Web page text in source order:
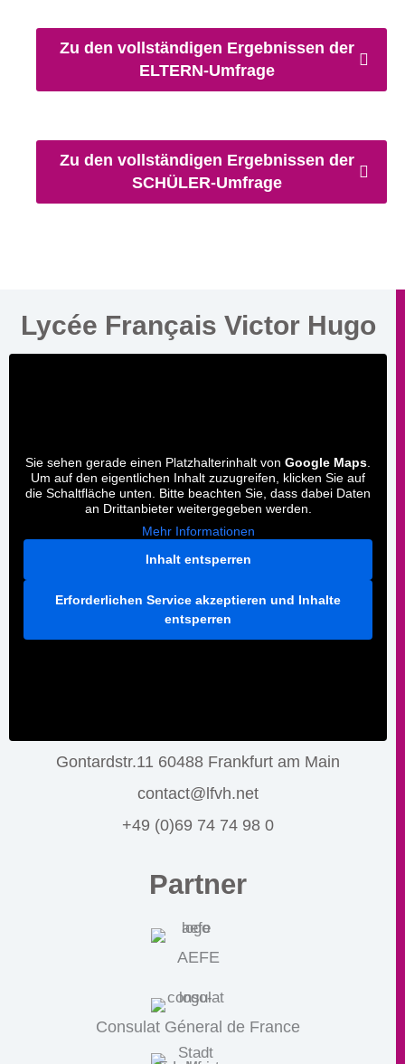
Zu den vollständigen Ergebnissen der
ELTERN-Umfrage
Zu den vollständigen Ergebnissen der
SCHÜLER-Umfrage
Lycée Français Victor Hugo
Sie sehen gerade einen Platzhalterinhalt von Google Maps
Um auf den eigentlichen Inhalt zuzugreifen, klicken Sie auf
die Schaltfläche unten. Bitte beachten Sie, dass dabei Daten
an Drittanbieter weitergegeben werden.
Mehr Informationen
Inhalt entsperren
Erforderlichen Service akzeptieren und Inhalte
entsperren
Gontardstr.11 60488 Frankfurt am Main
contact@lfvh.net
+49 (0)69 74 74 98 0
Partner
AEFE
Consulat Géneral de France